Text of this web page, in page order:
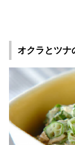
オクラとツナ